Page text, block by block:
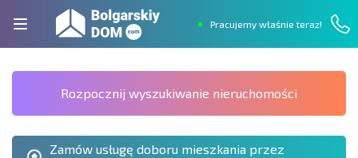
Pracujemy właśnie teraz!
Rozpocznij wyszukiwanie nieruchomości
Zamów usługę doboru mieszkania przez